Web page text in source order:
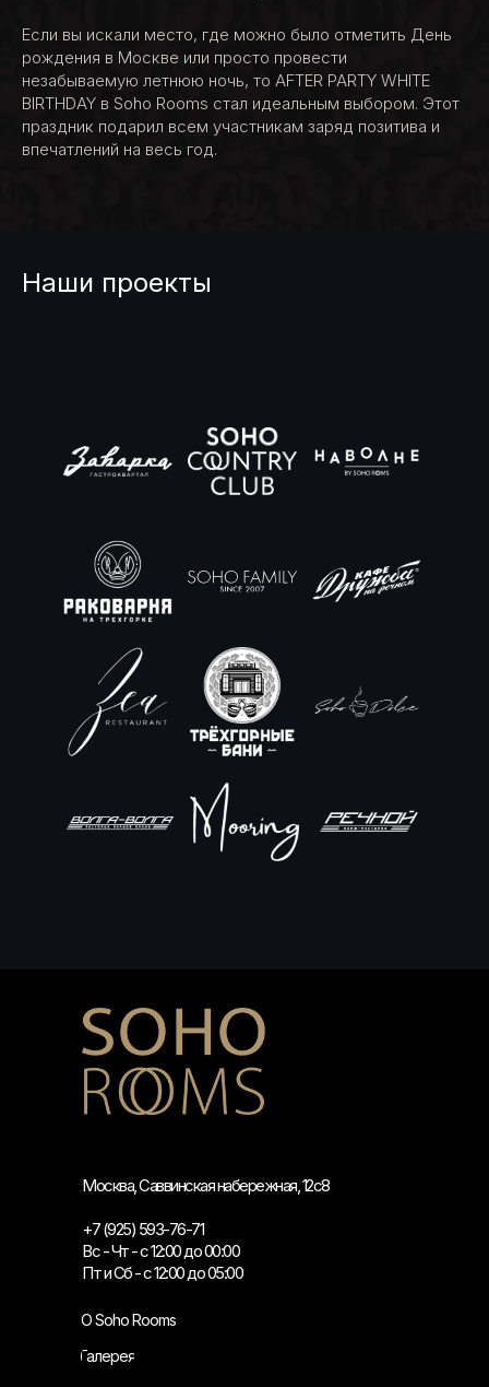
Если вы искали место, где можно было отметить День
рождения в Москве или просто провести
незабываемую летнюю ночь, то AFTER PARTY WHITE
BIRTHDAY в Soho Rooms стал идеальным выбором. Этот
праздник подарил всем участникам заряд позитива и
впечатлений на весь год.
Наши проекты
Москва, Саввинская набережная, 12с8
+7 (925) 593-76-71
Вс - Чт - с 12:00 до 00:00
Пт и Сб - с 12:00 до 05:00
О Soho Rooms
Галерея